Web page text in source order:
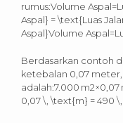
rumus:Volume
Aspal} = \text{Luas
Aspal}Volume
Berdasarkan contoh
ketebalan 0,07
adalah:7.000
0,07 \, \text{m} = 490